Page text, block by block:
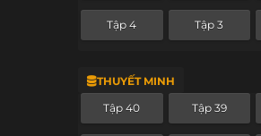
Tập 4 Tập 3
THUYẾT MINH
Tập 40 Tập 39